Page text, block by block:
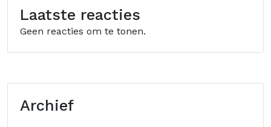
Laatste reacties
Geen reacties om te tonen.
Archief